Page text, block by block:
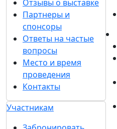
Отзывы о выставке
Партнеры и
спонсоры
Ответы на частые
вопросы
Место и время
проведения
Контакты
Участникам